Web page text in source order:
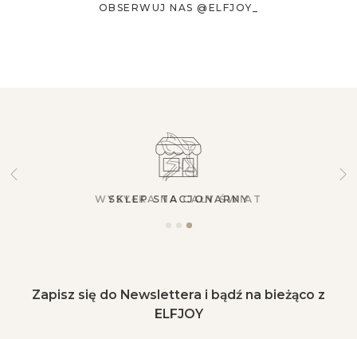
OBSERWUJ NAS @ELFJOY_
SKLEP STACJONARNY
Zapisz się do Newslettera i bądź na bieżąco z
ELFJOY